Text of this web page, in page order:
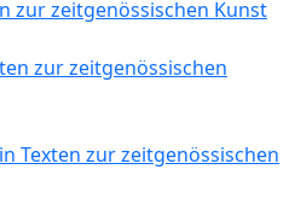
zur zeitgenössischen Kunst
zur zeitgenössischen
Texten zur zeitgenössischen